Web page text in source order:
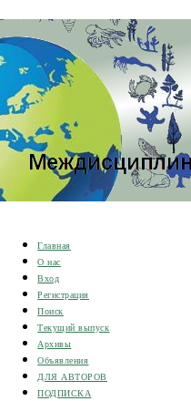
Главная
О нас
Вход
Регистрация
Поиск
Текущий выпуск
Архивы
Объявления
ДЛЯ АВТОРОВ
ПОДПИСКА